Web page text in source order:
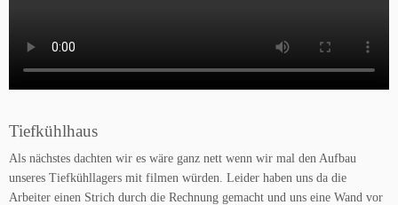
Tiefkühlhaus
Als nächstes dachten wir es wäre ganz nett wenn wir mal den Aufbau
unseres Tiefkühllagers mit filmen würden. Leider haben uns da die
Arbeiter einen Strich durch die Rechnung gemacht und uns eine Wand vor